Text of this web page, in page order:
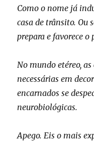
Como o nome já
casa de trânsito. Ou
prepara e favorece
No mundo etéreo,
necessárias em
encarnados se
neurobiológicas.
Apego. Eis o mais